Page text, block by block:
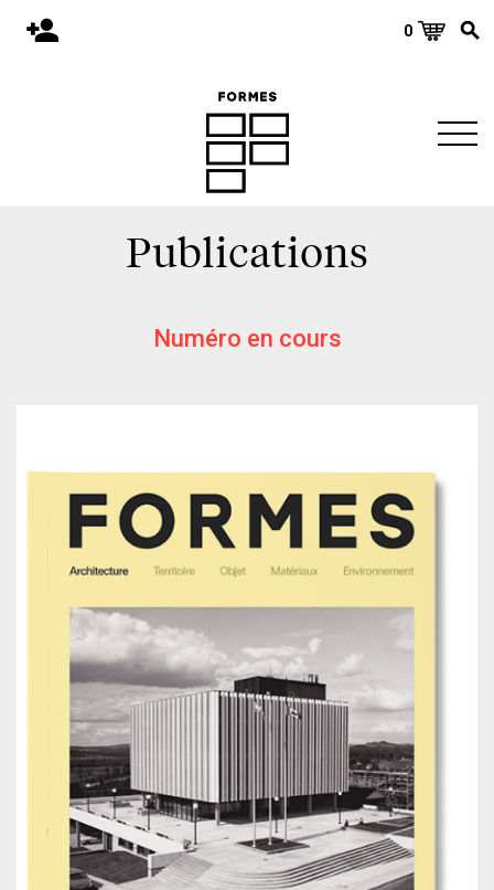
0
Environnement
Nous joindre
Publications
Numéro en cours